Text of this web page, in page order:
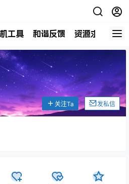
工具 和谐反馈 资源求助 商
关注Ta 发私信